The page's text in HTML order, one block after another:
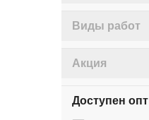
Виды работ
Акция
Доступен опт